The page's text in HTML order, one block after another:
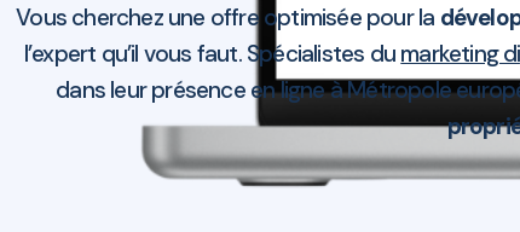
Vous cherchez une offre optimisée pour la
l’expert qu’il vous faut. Spécialistes du marketing
dans leur présence en ligne à Métropole